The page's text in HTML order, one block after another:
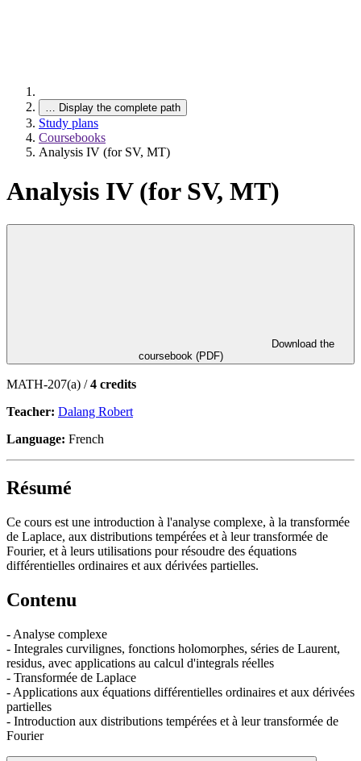
… Display the complete path
Study plans
Coursebooks
Analysis IV (for SV, MT)
Analysis IV (for SV, MT)
coursebook (PDF)
MATH-207(a) /4 credits
Teacher: Dalang Robert
Language: French
Résumé
Ce cours est une introduction à l'analyse complexe, à la transformée
de Laplace, aux distributions tempérées et à leur transformée de
Fourier, et à leurs utilisations pour résoudre des équations
différentielles ordinaires et aux dérivées partielles.
Contenu
- Analyse complexe
- Integrales curvilignes, fonctions holomorphes, séries de Laurent,
residus, avec applications au calcul d'integrals réelles
- Transformée de Laplace
- Applications aux équations différentielles ordinaires et aux dérivées
partielles
- Introduction aux distributions tempérées et à leur transformée de
Fourier